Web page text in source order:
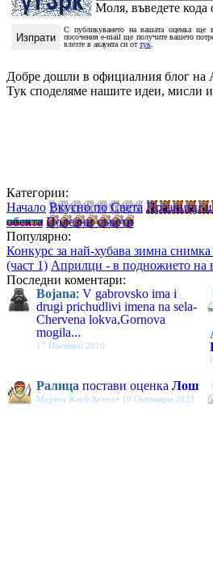
Моля, въведете кода
С публикуването на вашата оценка ще
посочения e-mail ще получите вашето
влезте в акаунта си оттук
Добре дошли в официалния блог на
Тук споделяме нашите идеи, мисли
Категории:
Начало Вкусно по Света Празници
обекта Полезни съвети
Популярно:
Конкурс за най-хубава зимна
(част 1) Априлци - в подножието на
Последни коментари:
Bojana: V gabrovsko ima i
drugi prichudlivi imena na sela-
Chervena lokva,Gornova
mogila...
17 Ноември 2016
Ралица постави оценка Лош
Мурите Клуб Хотел • 19 Октомври 2023